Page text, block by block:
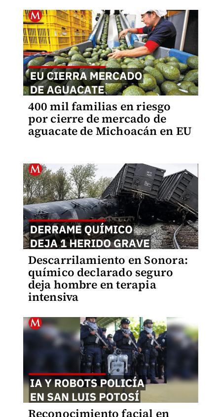
400 mil familias en riesgo
por cierre de mercado de
aguacate de Michoacán en EU
Descarrilamiento en Sonora:
químico declarado seguro
deja hombre en terapia
intensiva
Reconocimiento facial en